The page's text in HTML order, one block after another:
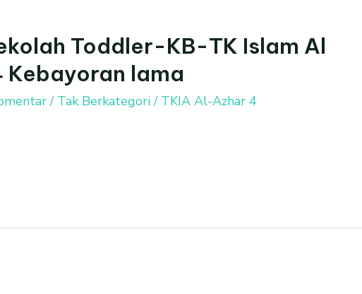
Toddler-KB-TK Islam Al
Kebayoran lama
/ Tak Berkategori/ TKIA Al-Azhar 4